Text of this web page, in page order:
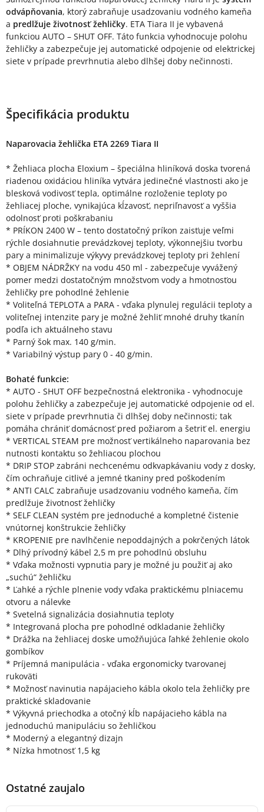
odvápňovania, ktorý zabraňuje usadzovaniu vodného kameňa
a predlžuje životnosť žehličky. ETA Tiara II je vybavená
funkciou AUTO – SHUT OFF. Táto funkcia vyhodnocuje polohu
žehličky a zabezpečuje jej automatické odpojenie od elektrickej
siete v prípade prevrhnutia alebo dlhšej doby nečinnosti.
Špecifikácia produktu
Naparovacia žehlička ETA 2269 Tiara II
* Žehliaca plocha Eloxium – špeciálna hliníková doska tvorená
riadenou oxidáciou hliníka vytvára jedinečné vlastnosti ako je
blesková vodivosť tepla, optimálne rozloženie teploty po
žehliacej ploche, vynikajúca kĺzavosť, nepriľnavosť a vyššia
odolnosť proti poškrabaniu
* PRÍKON 2400 W – tento dostatočný príkon zaisťuje veľmi
rýchle dosiahnutie prevádzkovej teploty, výkonnejšiu tvorbu
pary a minimalizuje výkyvy prevádzkovej teploty pri žehlení
* OBJEM NÁDRŽKY na vodu 450 ml - zabezpečuje vyvážený
pomer medzi dostatočným množstvom vody a hmotnosťou
žehličky pre pohodlné žehlenie
* Voliteľná TEPLOTA a PARA - vďaka plynulej regulácii teploty a
voliteľnej intenzite pary je možné žehliť mnohé druhy tkanín
podľa ich aktuálneho stavu
* Parný šok max. 140 g/min.
* Variabilný výstup pary 0 - 40 g/min.
Bohaté funkcie:
* AUTO - SHUT OFF bezpečnostná elektronika - vyhodnocuje
polohu žehličky a zabezpečuje jej automatické odpojenie od el.
siete v prípade prevrhnutia či dlhšej doby nečinnosti; tak
pomáha chrániť domácnosť pred požiarom a šetriť el. energiu
* VERTICAL STEAM pre možnosť vertikálneho naparovania bez
nutnosti kontaktu so žehliacou plochou
* DRIP STOP zabráni nechcenému odkvapkávaniu vody z dosky,
čím ochraňuje citlivé a jemné tkaniny pred poškodením
* ANTI CALC zabraňuje usadzovaniu vodného kameňa, čím
predlžuje životnosť žehličky
* SELF CLEAN systém pre jednoduché a kompletné čistenie
vnútornej konštrukcie žehličky
* KROPENIE pre navlhčenie nepoddajných a pokrčených látok
* Dlhý prívodný kábel 2,5 m pre pohodlnú obsluhu
* Vďaka možnosti vypnutia pary je možné ju použiť aj ako
„suchú“ žehličku
* Ľahké a rýchle plnenie vody vďaka praktickému plniacemu
otvoru a nálevke
* Svetelná signalizácia dosiahnutia teploty
* Integrovaná plocha pre pohodlné odkladanie žehličky
* Drážka na žehliacej doske umožňujúca ľahké žehlenie okolo
gombíkov
* Príjemná manipulácia - vďaka ergonomicky tvarovanej
rukoväti
* Možnosť navinutia napájacieho kábla okolo tela žehličky pre
praktické skladovanie
* Výkyvná priechodka a otočný kĺb napájacieho kábla na
jednoduchú manipuláciu so žehličkou
* Moderný a elegantný dizajn
* Nízka hmotnosť 1,5 kg
Ostatné zaujalo